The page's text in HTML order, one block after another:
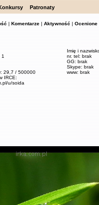
Patronaty
| Komentarze | Aktywność | Ocenione
1
29,7 / 500000
IRCE:
u/soida
Imię i
nr. tel: brak
GG: brak
Skype: brak
www: brak